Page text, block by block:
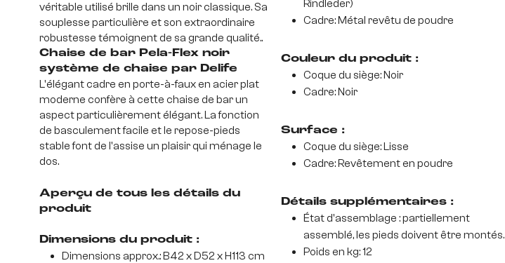
véritable utilisé brille dans un noir classique. Sa
souplesse particulière et son extraordinaire
robustesse témoignent de sa grande qualité..
Chaise de bar Pela-Flex noir
système de chaise par Delife
L'élégant cadre en porte-à-faux en acier plat
moderne confère à cette chaise de bar un
aspect particulièrement élégant. La fonction
de basculement facile et le repose-pieds
stable font de l'assise un plaisir qui ménage le
dos.
Aperçu de tous les détails du
produit
Dimensions du produit :
Dimensions approx.: B42 x D52 x H113 cm
Rindleder)
Cadre: Métal revêtu de poudre
Couleur du produit :
Coque du siège: Noir
Cadre: Noir
Surface :
Coque du siège: Lisse
Cadre: Revêtement en poudre
Détails supplémentaires :
État d'assemblage : partiellement
assemblé, les pieds doivent être montés.
Poids en kg: 12